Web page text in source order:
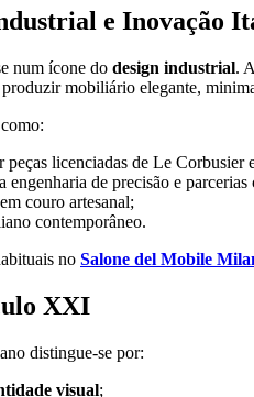
e Inovação
num ícone do design industrial.
mobiliário elegante,
peças licenciadas de Le Corbusier
engenharia de precisão e
couro artesanal;
contemporâneo.
no Salone del Mobile
XXI
distingue-se por:
visual;